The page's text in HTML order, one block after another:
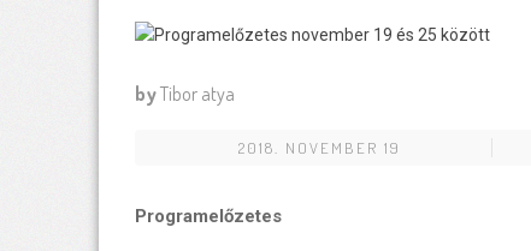
byTibor atya
2018. NOVEMBER 19
Programelőzetes